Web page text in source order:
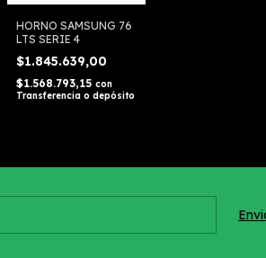
HORNO SAMSUNG 76
LTS SERIE 4
$1.845.639,00
$1.568.793,15 con
Transferencia o depósito